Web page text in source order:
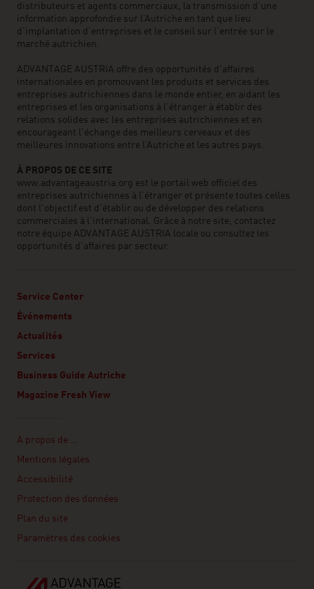
distributeurs et agents commerciaux, la transmission d’une
information approfondie sur l’Autriche en tant que lieu
d’implantation d’entreprises et le conseil sur l’entrée sur le
marché autrichien.
ADVANTAGE AUSTRIA offre des opportunités d'affaires
internationales en promouvant les produits et services des
entreprises autrichiennes dans le monde entier, en aidant les
entreprises et les organisations à l’étranger à établir des
relations solides avec les entreprises autrichiennes et en
encourageant l'échange des meilleurs cerveaux et des
meilleures innovations entre l’Autriche et les autres pays.
À PROPOS DE CE SITE
www.advantageaustria.org est le portail web officiel des
entreprises autrichiennes à l’étranger et présente toutes celles
dont l'objectif est d'établir ou de développer des relations
commerciales à l'international. Grâce à notre site, contactez
notre équipe ADVANTAGE AUSTRIA locale ou consultez les
opportunités d’affaires par secteur.
Service Center
Événements
Actualités
Services
Business Guide Autriche
Magazine Fresh View
A propos de …
Mentions légales
Accessibilité
Protection des données
Plan du site
Paramètres des cookies